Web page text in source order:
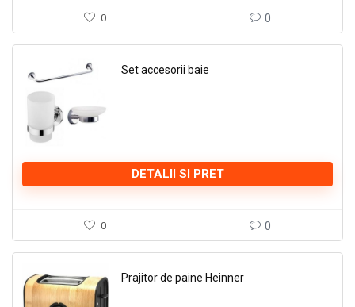
0 0
Set accesorii baie
DETALII SI PRET
0 0
Prajitor de paine Heinner